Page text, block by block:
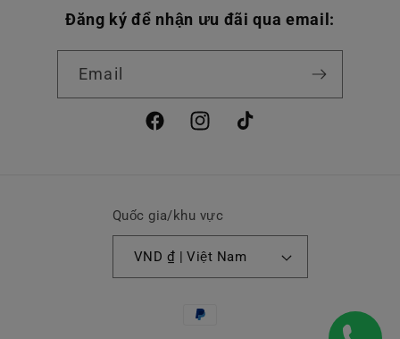
Đăng ký để nhận ưu đãi qua email:
Email
FacebookInstagramTikTok
Quốc gia/khu vực
VND ₫ | Việt Nam
Phương